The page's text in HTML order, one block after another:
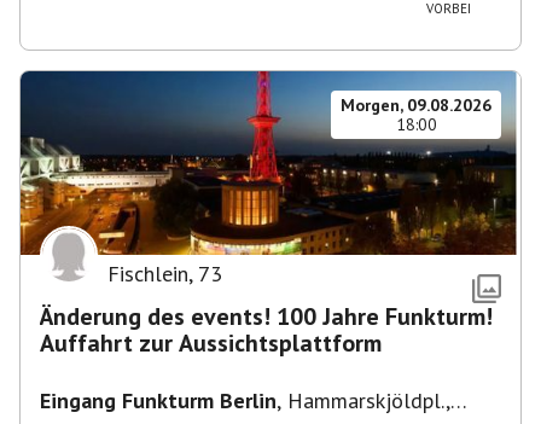
VORBEI
Morgen, 09.08.2026
18:00
Fischlein, 73
Änderung des events! 100 Jahre Funkturm!
Auffahrt zur Aussichtsplattform
Eingang Funkturm Berlin, Hammarskjöldpl.,